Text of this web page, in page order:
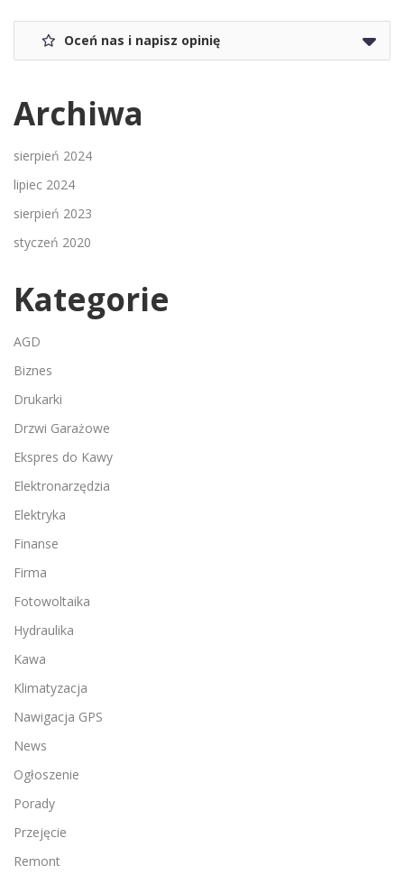
Oceń nas i napisz opinię
Archiwa
sierpień 2024
lipiec 2024
sierpień 2023
styczeń 2020
Kategorie
AGD
Biznes
Drukarki
Drzwi Garażowe
Ekspres do Kawy
Elektronarzędzia
Elektryka
Finanse
Firma
Fotowoltaika
Hydraulika
Kawa
Klimatyzacja
Nawigacja GPS
News
Ogłoszenie
Porady
Przejęcie
Remont